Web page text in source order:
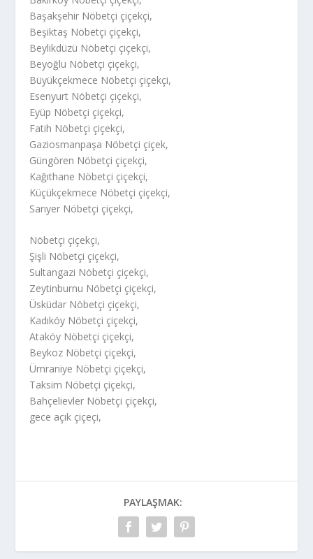
Başakşehir Nöbetçi çiçekçi,
Beşiktaş Nöbetçi çiçekçi,
Beylikdüzü Nöbetçi çiçekçi,
Beyoğlu Nöbetçi çiçekçi,
Büyükçekmece Nöbetçi çiçekçi,
Esenyurt Nöbetçi çiçekçi,
Eyüp Nöbetçi çiçekçi,
Fatih Nöbetçi çiçekçi,
Gaziosmanpaşa Nöbetçi çiçek,
Güngören Nöbetçi çiçekçi,
Kağıthane Nöbetçi çiçekçi,
Küçükçekmece Nöbetçi çiçekçi,
Sarıyer Nöbetçi çiçekçi,
Nöbetçi çiçekçi,
Şişli Nöbetçi çiçekçi,
Sultangazi Nöbetçi çiçekçi,
Zeytinburnu Nöbetçi çiçekçi,
Üsküdar Nöbetçi çiçekçi,
Kadıköy Nöbetçi çiçekçi,
Ataköy Nöbetçi çiçekçi,
Beykoz Nöbetçi çiçekçi,
Ümraniye Nöbetçi çiçekçi,
Taksim Nöbetçi çiçekçi,
Bahçelievler Nöbetçi çiçekçi,
gece açık çiçeçi,
PAYLAŞMAK: